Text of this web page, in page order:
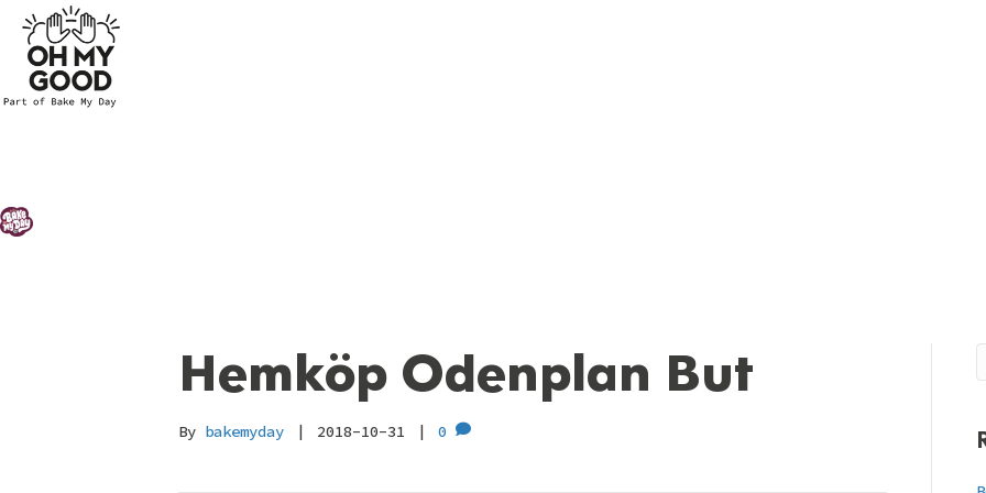
Hemköp Odenplan But
By bakemyday | 2018-10-31 | 0